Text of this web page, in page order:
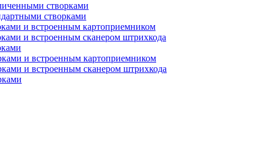
створками
створками
и встроенным картоприемником
и встроенным сканером штрихкода
и встроенным картоприемником
и встроенным сканером штрихкода